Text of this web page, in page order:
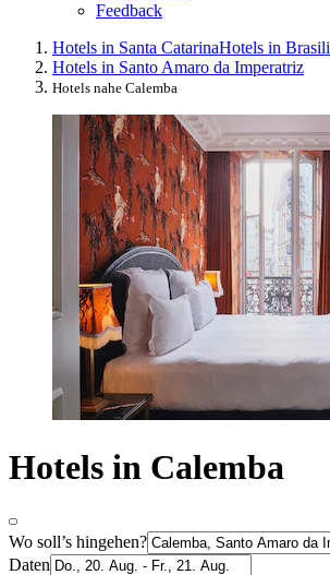
Feedback
Hotels in Santa CatarinaHotels in
Hotels in Santo Amaro da Imperatriz
Hotels nahe Calemba
Hotels in Calemba
Wo soll’s hingehen?
Daten